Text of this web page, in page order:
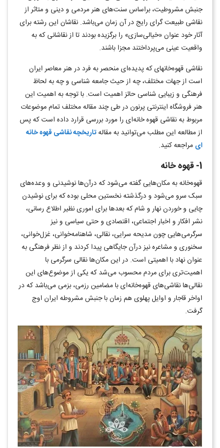
جنبش مشروطیت، براساس سنت‌های هنر مردمی و دینی و متاثر از
نقاشی طبیعت گرای رایج در آن زمان می‌­باشد. نقاشان این رشته برای
آثار خود عنوان «خیالی‌سازی» را برگزیده بودند تا از نقاشانی که به
واقعیت عینی می‌پرداختند مجزا باشند.
نقاشی قهوه‌خانه­ای که پدیده‌ای منحصر به فرد در هنر معاصر ایران
است از جهات مختلف، چه از حیث جامعه شناسی و چه به لحاظ
فرهنگی و زیبایی شناسی حائز اهمیت است. با توجه به اهمیت این
هنر فروشگاه اینترنتی پرنون در طی چند مقاله مختلف تمام موضوعات
مربوط به نقاشی قهوه خانه‌ای را مورد بررسی قرارد داده است که پس
از مطالعه این مطلب می‌توانید به مقالهتاریخچه نقاشی قهوه خانه‌
ای مراجعه کنید.
1- قهوه خانه
قهوه‌خانه به مکان‌هایی گفته می‌شود که درآن‌ها نوشیدنی و وعده‌های
سبک سرو می‌شود و درگذشته نخستین محلی بوده که برای نوشیدن
چایی و خوردن نهار و شام که بعدها برای اموری نظیر اطلاع رسانی،
نشر افکار و اخبار اجتماعی، اقتصادی و حتی سیاسی و نیز
سرگرمی‌هایی چون مدیحه سرایی، نقالی، شاهنامه‌خوانی، غزل‌خوانی،
سخنوری و مشاعره نیز درآن جایگاهی پیدا کردند و از نظر فرهنگی به
عنوان نهاد با اهمیتی است. در این مکان‌ها نقالی سرگرمی با
اهمیت‌تری برای مردم محسوب می‌شد که یکی از موضوع‌های این
نقالی‌ها نقاشی‌های قهوه‌خانه‌ای با مضامین رزمی، بزمی می‌باشد که در
اواخر قاجار و اوایل پهلوی هم زمان با جنبش مشروطه ایران اوج
گرفت.